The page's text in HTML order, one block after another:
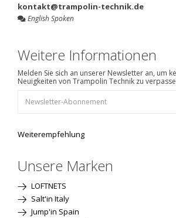
kontakt@trampolin-technik.de
English Spoken
Weitere Informationen
Melden Sie sich an unserer Newsletter an, um
Neuigkeiten von Trampolin Technik zu
Weiterempfehlung
Unsere Marken
LOFTNETS
Salt'in Italy
Jump'in Spain